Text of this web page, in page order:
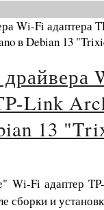
драйвера
Link
13
Wi-Fi адаптер
сборки и